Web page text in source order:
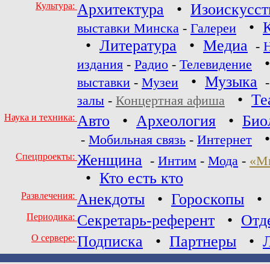
Культура: Архитектура •
выставки Минска - Галереи •
• Литература • Медиа -
издания - Радио - Телевидение
выставки - Музеи • Музыка
залы - Концертная афиша •
Наука и техника: Авто • Археология •
- Мобильная связь - Интернет
Спецпроекты: Женщина - Интим - Мода -
• Кто есть кто
Развлечения: Анекдоты • Гороскопы •
Периодика: Секретарь-референт •
О сервере: Подписка • Партнеры •